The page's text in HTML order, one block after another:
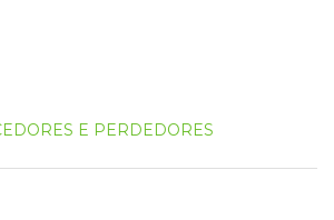
E PERDEDORES